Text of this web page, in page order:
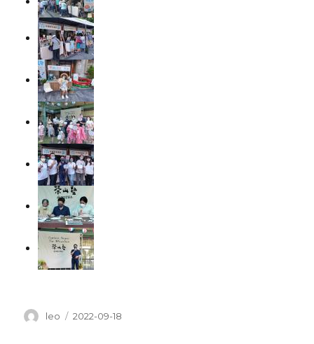
作
leo
發
2022-09-18